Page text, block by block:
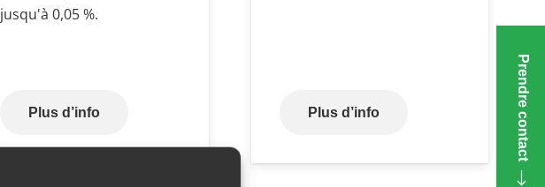
jusqu'à 0,05 %.
Plus d’info Plus d’info Prendre contact